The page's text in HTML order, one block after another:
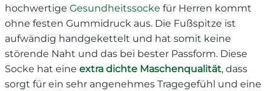
hochwertige Gesundheitssocke für Herren kommt
ohne festen Gummidruck aus. Die Fußspitze ist
aufwändig handgekettelt und hat somit keine
störende Naht und das bei bester Passform. Diese
Socke hat eine extra dichte Maschenqualität, dass
sorgt für ein sehr angenehmes Tragegefühl und eine